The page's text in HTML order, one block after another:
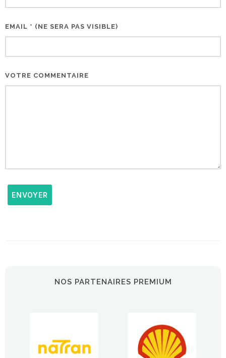
EMAIL * (NE SERA PAS VISIBLE)
VOTRE COMMENTAIRE
ENVOYER
NOS PARTENAIRES PREMIUM